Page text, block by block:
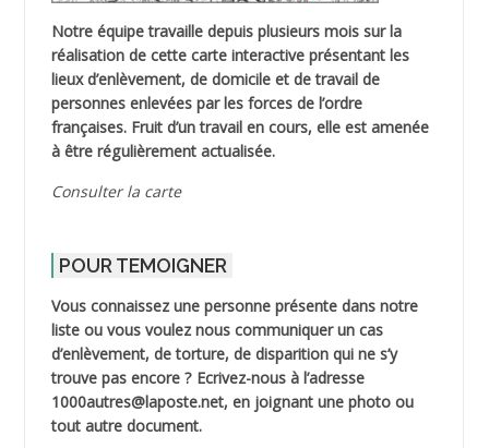
Notre équipe travaille depuis plusieurs mois sur la
réalisation de cette carte interactive présentant les
lieux d’enlèvement, de domicile et de travail de
personnes enlevées par les forces de l’ordre
françaises. Fruit d’un travail en cours, elle est amenée
à être régulièrement actualisée.
Consulter la carte
POUR TEMOIGNER
Vous connaissez une personne présente dans notre
liste ou vous voulez nous communiquer un cas
d’enlèvement, de torture, de disparition qui ne s’y
trouve pas encore ? Ecrivez-nous à l’adresse
1000autres@laposte.net, en joignant une photo ou
tout autre document.